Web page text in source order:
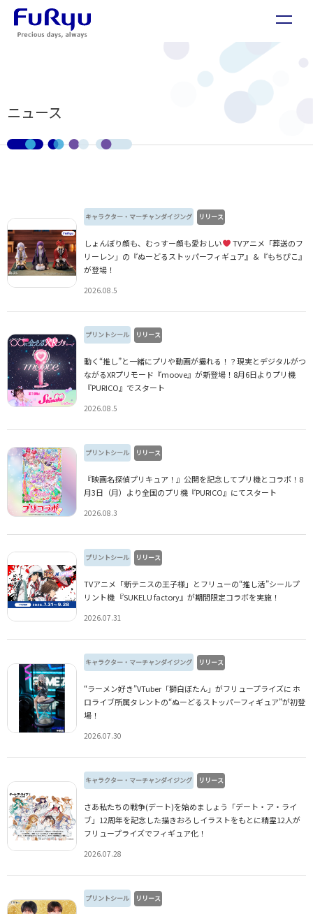
ニュース
キャラクター・マーチャンダイジング リリース
しょんぼり顔も、むっすー顔も愛おしい
TVアニメ「葬送のフ
リーレン」の『ぬーどるストッパーフィギュア』＆『もちぴこ』
が登場！
2026.08.5
プリントシール リリース
動く“推し”と一緒にプリや動画が撮れる！？現実とデジタルがつ
ながるXRプリモード『moove』が新登場！8月6日よりプリ機
『PURICO』でスタート
2026.08.5
プリントシール リリース
『映画名探偵プリキュア！』公開を記念してプリ機とコラボ！8
月3日（月）より全国のプリ機『PURICO』にてスタート
2026.08.3
プリントシール リリース
TVアニメ「新テニスの王子様」とフリューの“推し活”シールプ
リント機 『SUKELU factory』が期間限定コラボを実施！
2026.07.31
キャラクター・マーチャンダイジング リリース
“ラーメン好き”VTuber「獅白ぼたん」がフリュープライズに ホ
ロライブ所属タレントの“ぬーどるストッパーフィギュア”が初登
場！
2026.07.30
キャラクター・マーチャンダイジング リリース
さあ――私たちの戦争(デート)を始めましょう「デート・ア・ライ
ブ」12周年を記念した描きおろしイラストをもとに精霊12人が
フリュープライズでフィギュア化！
2026.07.28
プリントシール リリース